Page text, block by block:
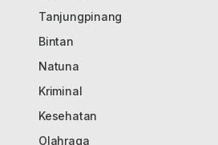
Tanjungpinang
Bintan
Natuna
Kriminal
Kesehatan
Olahraga